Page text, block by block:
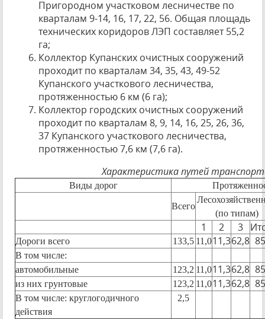
Пригородном участковом лесничестве по
кварталам 9-14, 16, 17, 22, 56. Общая площадь
технических коридоров ЛЭП составляет 55,2
га;
Коллектор Купанских очистных сооружений
проходит по кварталам 34, 35, 43, 49-52
Купанского участкового лесничества,
протяженностью 6 км (6 га);
Коллектор городских очистных сооружений
проходит по кварталам 8, 9, 14, 16, 25, 26, 36,
37 Купанского участкового лесничества,
протяженностью 7,6 км (7,6 га).
Характеристика путей
Виды дорог
Всего
(по типам)
1 2 3
Дороги всего 133,5 11,011,362,8
В том числе:
автомобильные
123,2 11,011,362,8
из них грунтовые 123,2 11,011,362,8
В том числе: круглогодичного
действия
2,5